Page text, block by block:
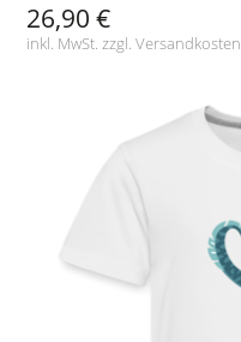
26,90 €
inkl. MwSt. zzgl.Versandkosten